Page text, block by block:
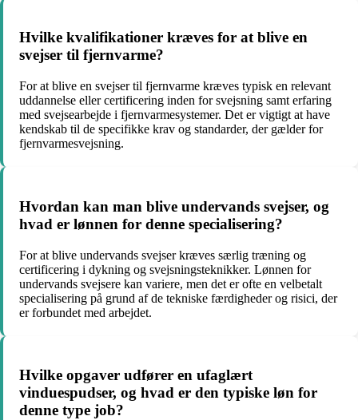
Hvilke kvalifikationer kræves for at blive en
svejser til fjernvarme?
For at blive en svejser til fjernvarme kræves typisk en relevant
uddannelse eller certificering inden for svejsning samt erfaring
med svejsearbejde i fjernvarmesystemer. Det er vigtigt at have
kendskab til de specifikke krav og standarder, der gælder for
fjernvarmesvejsning.
Hvordan kan man blive undervands svejser, og
hvad er lønnen for denne specialisering?
For at blive undervands svejser kræves særlig træning og
certificering i dykning og svejsningsteknikker. Lønnen for
undervands svejsere kan variere, men det er ofte en velbetalt
specialisering på grund af de tekniske færdigheder og risici, der
er forbundet med arbejdet.
Hvilke opgaver udfører en ufaglært
vinduespudser, og hvad er den typiske løn for
denne type job?